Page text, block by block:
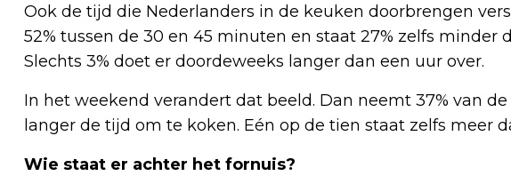
Ook de tijd die Nederlanders in de keuken doorbrengen
52% tussen de 30 en 45 minuten en staat 27% zelfs minder
Slechts 3% doet er doordeweeks langer dan een uur over.
In het weekend verandert dat beeld. Dan neemt 37% van
langer de tijd om te koken. Eén op de tien staat zelfs meer
Wie staat er achter het fornuis?